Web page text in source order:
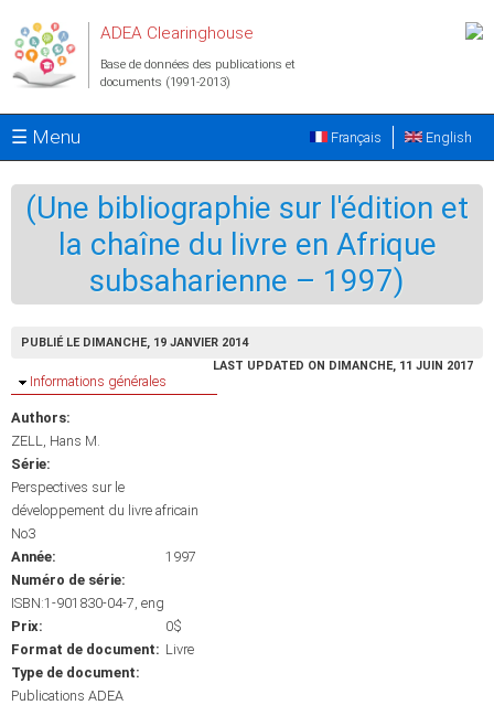
ADEA Clearinghouse
Base de données des publications et
documents (1991-2013)
☰ Menu English
Français
(Une bibliographie sur l'édition et
la chaîne du livre en Afrique
subsaharienne – 1997)
PUBLIÉ LE DIMANCHE, 19 JANVIER 2014
LAST UPDATED ON DIMANCHE, 11 JUIN 2017
Masquer
Informations générales
Authors:
ZELL, Hans M.
Série:
Perspectives sur le
développement du livre africain
No3
Année:
1997
Numéro de série:
ISBN:1-901830-04-7, eng
Prix:
0$
Format de document: Livre
Type de document:
Publications ADEA